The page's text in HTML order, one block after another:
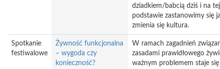
dziadkiem/babcią dziś i na tej
podstawie zastanowimy się
zmienia się kultura.
Spotkanie
festiwalowe
Żywność funkcjonalna
– wygoda czy
konieczność?
W ramach zagadnień
zasadami prawidłowego
ważnym problemem staje się